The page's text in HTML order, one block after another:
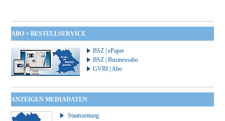
ABO + BESTELLSERVICE
BSZ | ePaper
BSZ | Businessabo
GVBI | Abo
ANZEIGEN MEDIADATEN
Staatszeitung